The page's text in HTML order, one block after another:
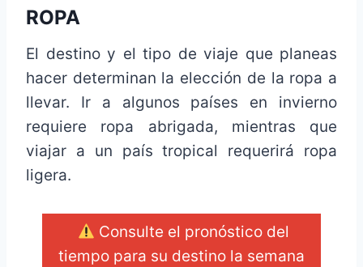
ROPA
El destino y el tipo de viaje que planeas
hacer determinan la elección de la ropa a
llevar. Ir a algunos países en invierno
requiere ropa abrigada, mientras que
viajar a un país tropical requerirá ropa
ligera.
Consulte el pronóstico del
tiempo para su destino la semana